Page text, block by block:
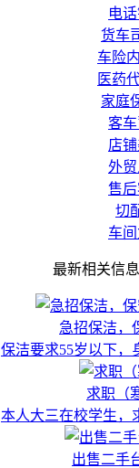
电
货车
车险
医药
家庭
客
店
外
售
切
车
最新相关信息
急招保洁，
保洁要求55岁以下，
求职（
本人大三在校学生，
出售二手